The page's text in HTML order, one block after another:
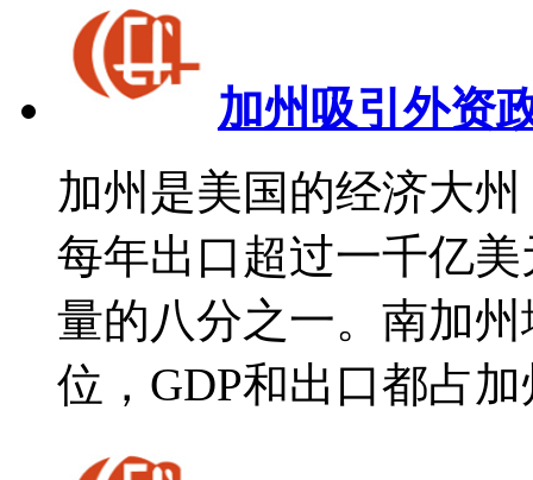
加州吸引外资
加州是美国的经济大
每年出口超过一千亿
量的八分之一。南加
位，GDP和出口都占